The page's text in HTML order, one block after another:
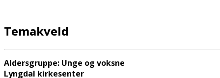
Temakveld
Aldersgruppe: Unge og voksne
Lyngdal kirkesenter